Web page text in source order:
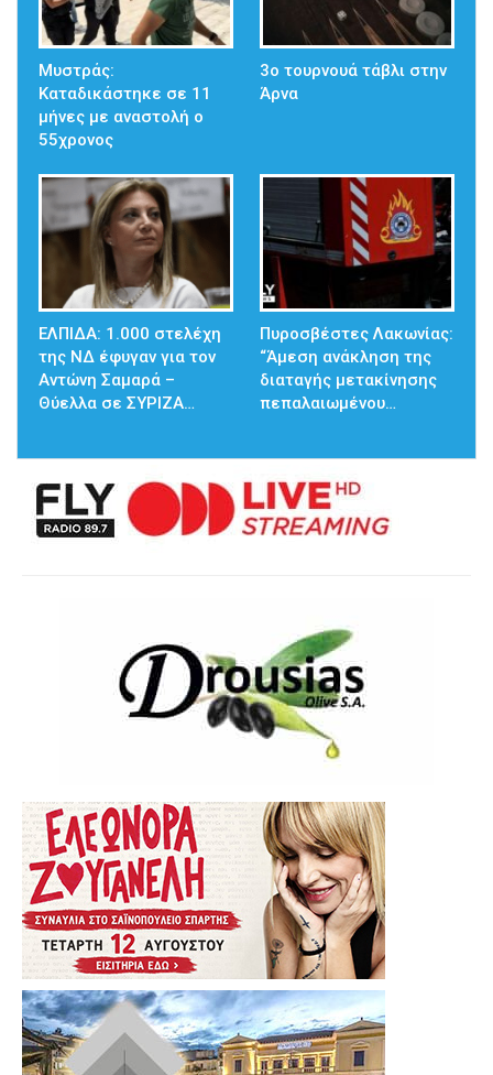
Μυστράς:
Καταδικάστηκε σε 11
μήνες με αναστολή ο
55χρονος
3ο τουρνουά τάβλι στην
Άρνα
ΕΛΠΙΔΑ: 1.000 στελέχη
της ΝΔ έφυγαν για τον
Αντώνη Σαμαρά –
Θύελλα σε ΣΥΡΙΖΑ…
Πυροσβέστες Λακωνίας:
“Άμεση ανάκληση της
διαταγής μετακίνησης
πεπαλαιωμένου…